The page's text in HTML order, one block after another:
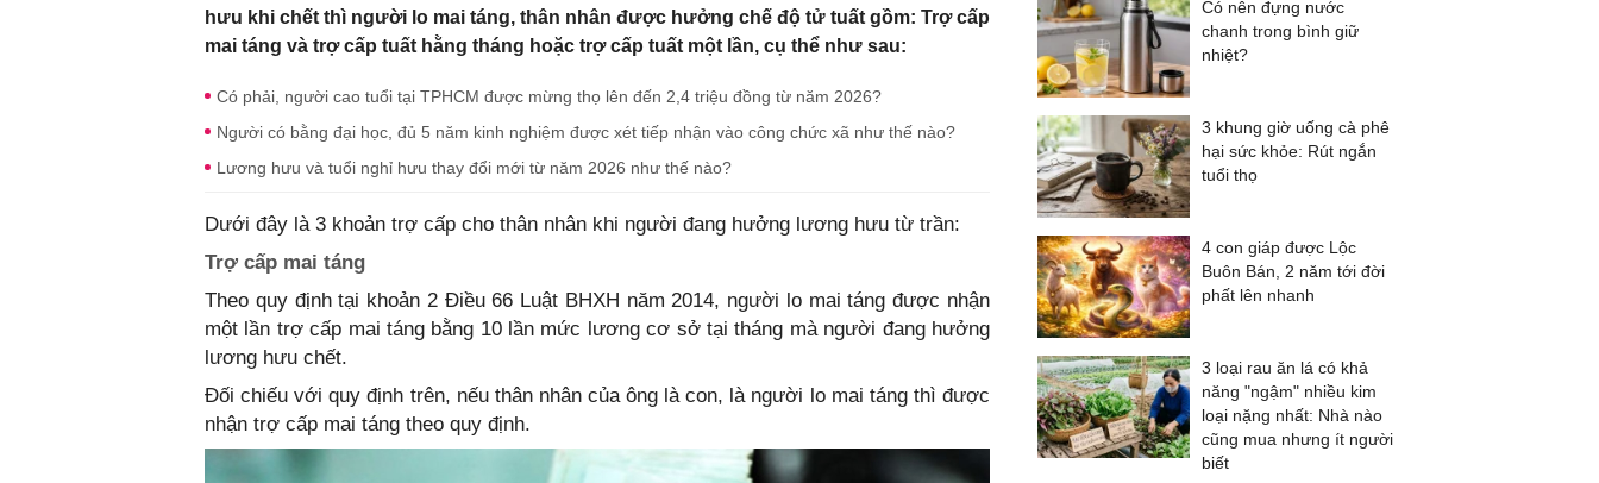
hưu khi chết thì người lo mai táng, thân nhân được hưởng chế độ tử tuất gồm: Trợ cấp
mai táng và trợ cấp tuất hằng tháng hoặc trợ cấp tuất một lần, cụ thể như sau:
Có phải, người cao tuổi tại TPHCM được mừng thọ lên đến 2,4 triệu đồng từ năm 2026?
Người có bằng đại học, đủ 5 năm kinh nghiệm được xét tiếp nhận vào công chức xã như thế nào?
Lương hưu và tuổi nghỉ hưu thay đổi mới từ năm 2026 như thế nào?
Dưới đây là 3 khoản trợ cấp cho thân nhân khi người đang hưởng lương hưu từ trần:
Trợ cấp mai táng
Theo quy định tại khoản 2 Điều 66 Luật BHXH năm 2014, người lo mai táng được nhận
một lần trợ cấp mai táng bằng 10 lần mức lương cơ sở tại tháng mà người đang hưởng
lương hưu chết.
Đối chiếu với quy định trên, nếu thân nhân của ông là con, là người lo mai táng thì được
nhận trợ cấp mai táng theo quy định.
Có nên đựng nước
chanh trong bình giữ
nhiệt?
3 khung giờ uống cà phê
hại sức khỏe: Rút ngắn
tuổi thọ
4 con giáp được Lộc
Buôn Bán, 2 năm tới đời
phất lên nhanh
3 loại rau ăn lá có khả
năng "ngậm" nhiều kim
loại nặng nhất: Nhà nào
cũng mua nhưng ít người
biết